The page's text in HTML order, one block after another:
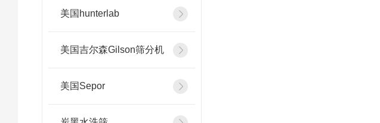
美国hunterlab
美国吉尔森Gilson筛分机
美国Sepor